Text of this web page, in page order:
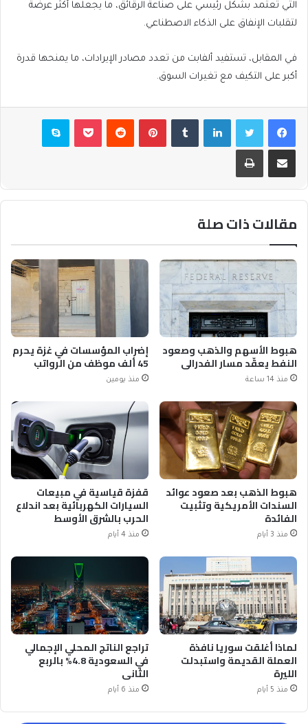
التي تعتمد بشكل رئيسي على صناعة الرقائق، ما يجعلها أكثر عرضة
لتقلبات الإنفاق على الذكاء الاصطناعي.
في المقابل، تستفيد ألفابت من تعدد مصادر الإيرادات، ما يمنحها قدرة
أكبر على التكيف مع تغيرات السوق.
فيسبوكتويتر لينكدإن بينتيريست بوكيت سكايب
مشاركة عبر البريد طباعة
مقالات ذات صلة
هبوط الأسهم والذهب وصعود
النفط يعقّد مسار الفدرالي
منذ 14 ساعة
إضراب المؤسسات في غزة يحرم
45 ألف موظف من الرواتب
منذ يومين
هبوط الذهب بعد صعود عوائد
السندات الأمريكية وتثبيت
الفائدة
منذ 3 أيام
قفزة قياسية في مبيعات
السيارات الكهربائية بعد اندلاع
الحرب بالشرق الأوسط
منذ 4 أيام
لماذا أغلقت سوريا نافذة
العملة القديمة واستبدلت
الليرة
منذ 5 أيام
تراجع الناتج المحلي الإجمالي
في السعودية 4.8% بالربع
الثاني
منذ 6 أيام